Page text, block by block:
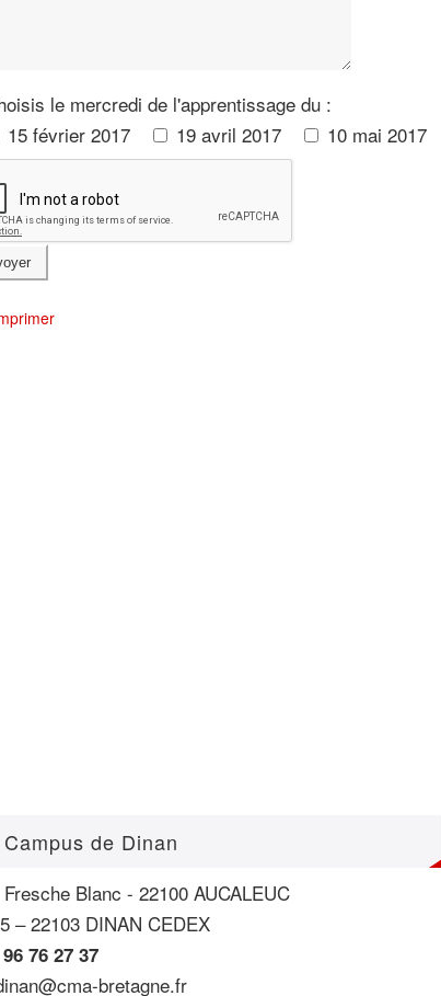
le mercredi de l'apprentissage du :
15 février 2017
19 avril 2017 10 mai 2017
de Dinan
Blanc - 22100 AUCALEUC
– 22103 DINAN CEDEX
76 27 37
bretagne.fr